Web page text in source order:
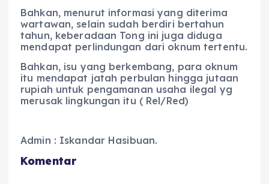
Bahkan, menurut informasi yang diterima
wartawan, selain sudah berdiri bertahun
tahun, keberadaan Tong ini juga diduga
mendapat perlindungan dari oknum tertentu.
Bahkan, isu yang berkembang, para oknum
itu mendapat jatah perbulan hingga jutaan
rupiah untuk pengamanan usaha ilegal yg
merusak lingkungan itu ( Rel/Red)
Admin : Iskandar Hasibuan.
Komentar